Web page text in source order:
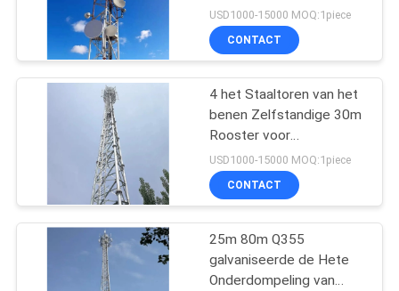
4 Legged Toren
43
Zelfstandig
USD1000-15000 MOQ:1piece
CONTACT
4 het Staaltoren van het
benen Zelfstandige 30m
Rooster voor
Machtstransmissie
USD1000-15000 MOQ:1piece
CONTACT
25m 80m Q355
galvaniseerde de Hete
Onderdompeling van